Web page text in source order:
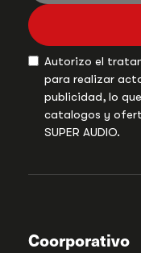
Autorizo el
para realizar
publicidad, lo
catalogos y
SUPER AUDIO.
Coorporativo